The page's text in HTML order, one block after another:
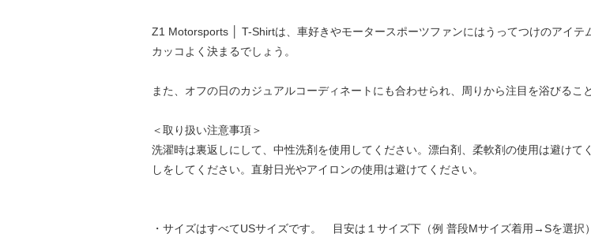
Z1 Motorsports │ T-Shirtは、車好きやモータースポーツファンにはうってつけのアイ
カッコよく決まるでしょう。
また、オフの日のカジュアルコーディネートにも合わせられ、周りから注目を浴びるこ
＜取り扱い注意事項＞
洗濯時は裏返しにして、中性洗剤を使用してください。漂白剤、柔軟剤の使用は避け
しをしてください。直射日光やアイロンの使用は避けてください。
・サイズはすべてUSサイズです。 目安は１サイズ下（例 普段Mサイズ着用→Sを選択）